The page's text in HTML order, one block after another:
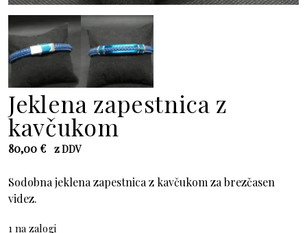
Jeklena zapestnica z
kavčukom
80,00€ z DDV
Sodobna jeklena zapestnica z kavčukom za brezčasen
videz.
1 na zalogi